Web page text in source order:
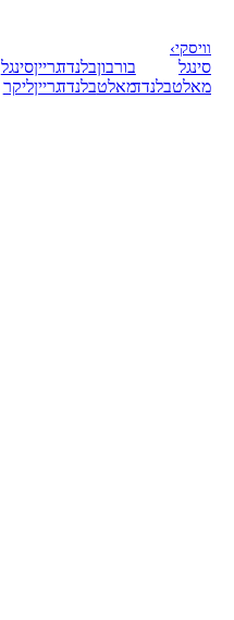
וויסקי›
סינגל
מאלטבלנדד
בורבוןבלנדד
מאלטבלנדד
גרייןסינגל
גרייןליקר